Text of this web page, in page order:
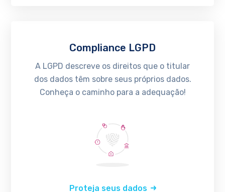
Compliance LGPD
A LGPD descreve os direitos que o titular
dos dados têm sobre seus próprios dados.
Conheça o caminho para a adequação!
Proteja seus dados